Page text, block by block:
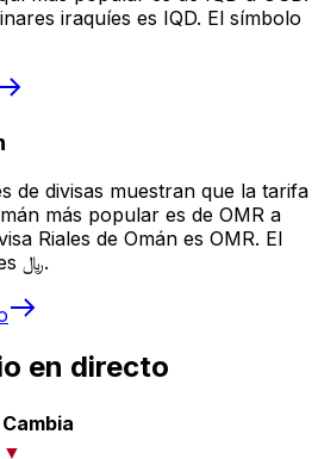
iraquíes es IQD. El símbolo
de divisas muestran que la tarifa
más popular es de OMR a
Riales de Omán es OMR. El
símbolo de esta divisa es ﷼.
en directo
Cambia
▼